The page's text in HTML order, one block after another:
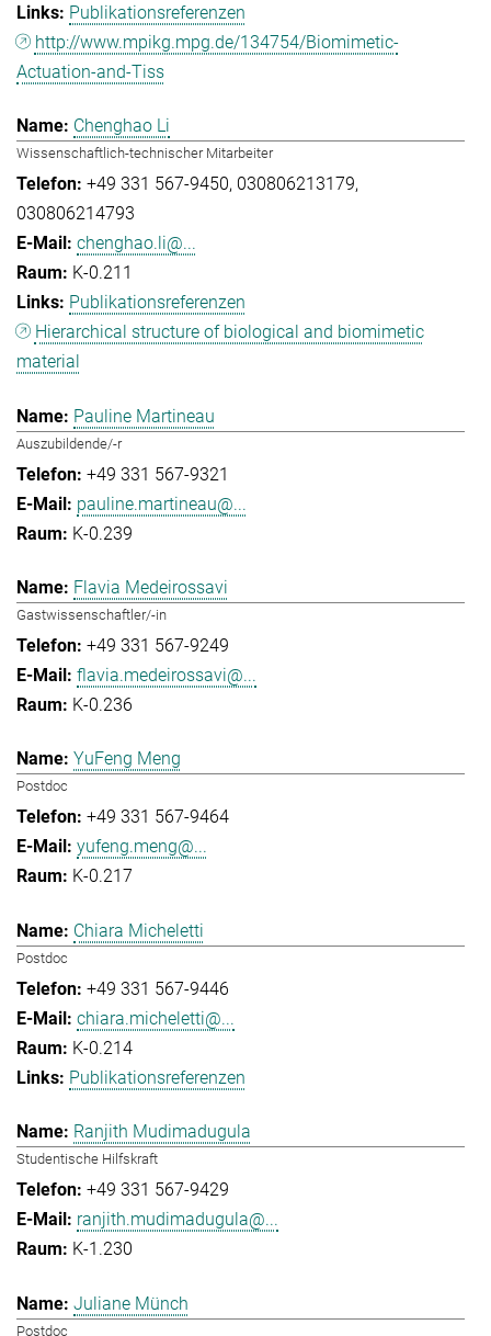
Publikationsreferenzen
http://www.mpikg.mpg.de/134754/Biomimetic-
Actuation-and-Tiss
Chenghao Li
Wissenschaftlich-technischer Mitarbeiter
+49 331 567-9450 030806213179
030806214793
chenghao.li@...
K-0.211
Publikationsreferenzen
Hierarchical structure of biological and biomimetic
material
Pauline Martineau
Auszubildende/-r
+49 331 567-9321
pauline.martineau@...
K-0.239
Flavia Medeirossavi
Gastwissenschaftler/-in
+49 331 567-9249
flavia.medeirossavi@...
K-0.236
YuFeng Meng
Postdoc
+49 331 567-9464
yufeng.meng@...
K-0.217
Chiara Micheletti
Postdoc
+49 331 567-9446
chiara.micheletti@...
K-0.214
Publikationsreferenzen
Ranjith Mudimadugula
Studentische Hilfskraft
+49 331 567-9429
ranjith.mudimadugula@...
K-1.230
Juliane Münch
Postdoc